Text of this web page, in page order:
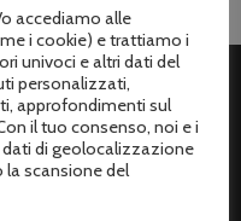
accediamo alle
i cookie) e trattiamo i
univoci e altri dati del
personalizzati,
approfondimenti sul
il tuo consenso, noi e i
di geolocalizzazione
la scansione del